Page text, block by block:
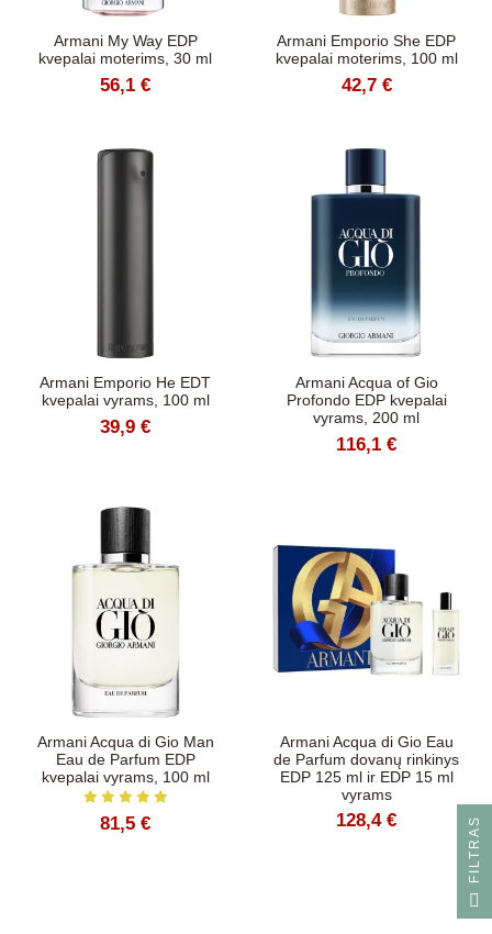
Armani My Way EDP
kvepalai moterims, 30 ml
56,1 €
Armani Emporio She EDP
kvepalai moterims, 100 ml
42,7 €
Armani Emporio He EDT
kvepalai vyrams, 100 ml
39,9 €
Armani Acqua of Gio
Profondo EDP kvepalai
vyrams, 200 ml
116,1 €
Armani Acqua di Gio Man
Eau de Parfum EDP
kvepalai vyrams, 100 ml
81,5 €
Armani Acqua di Gio Eau
de Parfum dovanų rinkinys
EDP 125 ml ir EDP 15 ml
vyrams
128,4 € S